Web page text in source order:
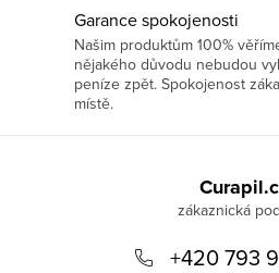
Garance spokojenosti
Našim produktům 100%
nějakého důvodu nebudou
peníze zpět. Spokojenost
místě.
+420 793